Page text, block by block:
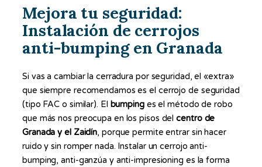
Mejora tu seguridad:
Instalación de cerrojos
anti-bumping en Granada
Si vas a cambiar la cerradura por seguridad, el «extra»
que siempre recomendamos es el cerrojo de seguridad
(tipo FAC o similar). El bumpinges el método de robo
que más nos preocupa en los pisos delcentro de
Granada y el Zaidín, porque permite entrar sin hacer
ruido y sin romper nada. Instalar un cerrojo anti-
bumping, anti-ganzúa y anti-impresioning es la forma